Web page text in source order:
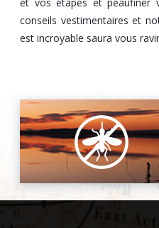
conseils vestimentaires et
est incroyable saura vous